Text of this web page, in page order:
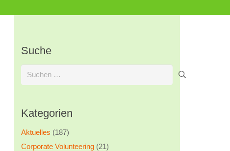
Suche
Kategorien
Aktuelles (187)
Corporate Volunteering(21)